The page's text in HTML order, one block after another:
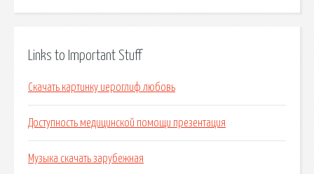
Links to Important Stuff
Скачать картинку иероглиф любовь
Доступность медицинской помощи презентация
Музыка скачать зарубежная